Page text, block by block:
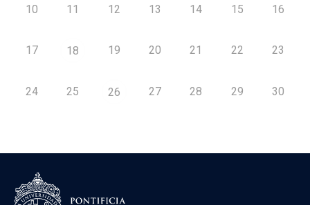
10 11 12 13 14 15 16
17 18 19 20 21 22 23
24 25 26 27 28 29 30